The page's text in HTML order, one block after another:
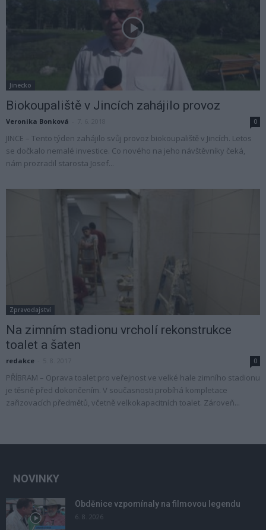
Jinecko
Biokoupaliště v Jincích zahájilo provoz
Veronika Bonková 0
JINCE – Tento týden zahájilo svůj provoz biokoupaliště v Jincích. Letos
se dočkalo nemalé investice. Co nového na jeho návštěvníky čeká,
nám prozradil starosta Josef...
Zpravodajství
Na zimním stadionu vrcholí rekonstrukce
toalet a šaten
redakce 0
PŘÍBRAM – Oprava toalet pro veřejnost ve velké hale zimního stadionu
je těsně před dokončením. V současnosti probíhá kompletace
zařizovacích předmětů, včetně velkokapacitních toalet. Zároveň...
NOVINKY
Obděnice vzpomínaly na filmovou legendu
6. 8. 2026